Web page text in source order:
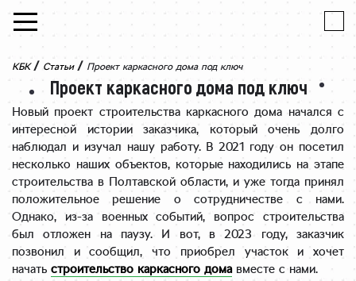
Skip to content
КБК / Статьи / Проект каркасного дома под ключ
Проект каркасного дома под ключ
Новый проект строительства каркасного дома начался с
интересной истории заказчика, который очень долго
наблюдал и изучал нашу работу. В 2021 году он посетил
несколько наших объектов, которые находились на этапе
строительства в Полтавской области, и уже тогда принял
положительное решение о сотрудничестве с нами.
Однако, из-за военных событий, вопрос строительства
был отложен на паузу. И вот, в 2023 году, заказчик
позвонил и сообщил, что приобрел участок и хочет
начать строительство каркасного домавместе с нами.